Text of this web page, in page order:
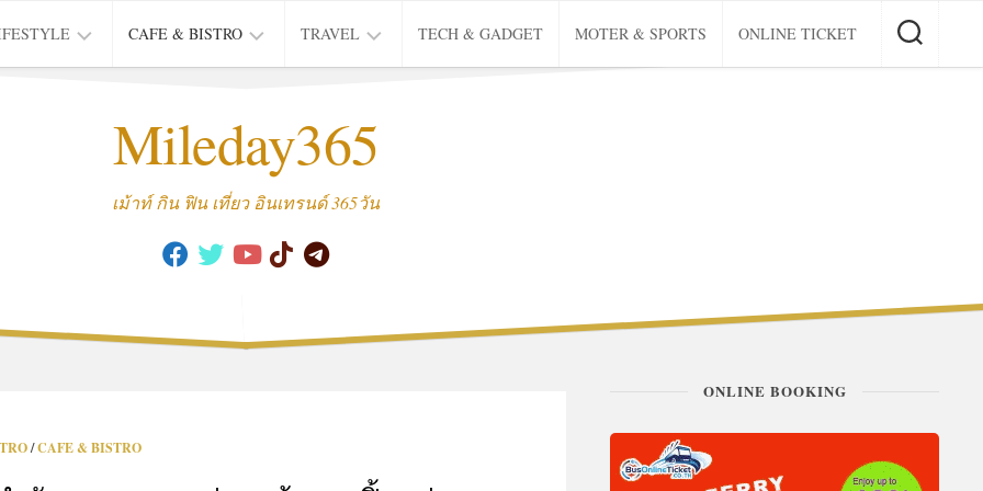
SERIES
CAFE & BISTRO
CAFE
TRAVEL
THAI
TRIP
TECH & GADGET MOTER & SPORTS ONLINE TICKET
Mileday365
เม้าท์ กิน ฟิน เที่ยว อินเทรนด์ 365วัน
/CAFE & BISTRO
ONLINE BOOKING